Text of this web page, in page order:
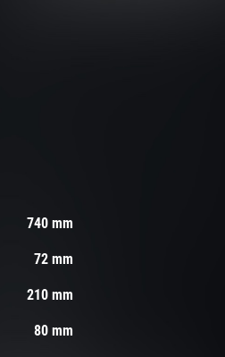
740 mm
72 mm
210 mm
80 mm